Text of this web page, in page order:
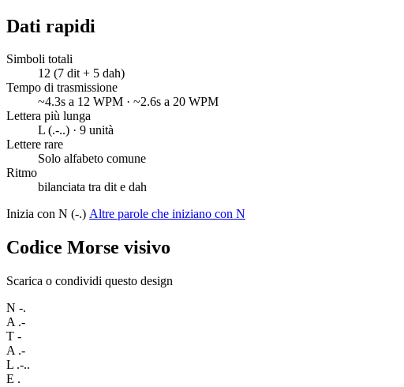
Dati rapidi
Simboli totali
12 (7 dit + 5 dah)
Tempo di trasmissione
~4.3s a 12 WPM · ~2.6s a 20 WPM
Lettera più lunga
L (.-..) · 9 unità
Lettere rare
Solo alfabeto comune
Ritmo
bilanciata tra dit e dah
Inizia con N (-.) Altre parole che iniziano con N
Codice Morse visivo
Scarica o condividi questo design
N -.
A .-
T -
A .-
L .-..
E .